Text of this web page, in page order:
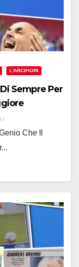
L'ARCIFIORI
Sempre Per
Che Il